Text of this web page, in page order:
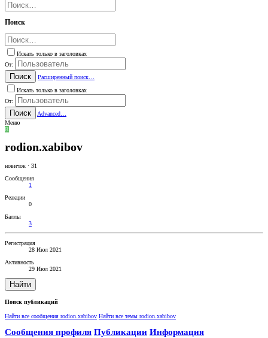
Поиск
Искать только в заголовках
От:
Поиск
Расширенный поиск…
Искать только в заголовках
От:
Поиск
Advanced…
Меню
R
rodion.xabibov
новичок · 31
Сообщения
1
Реакции
0
Баллы
3
Регистрация
28 Июл 2021
Активность
29 Июл 2021
Найти
Поиск публикаций
Найти все сообщения rodion.xabibov Найти все темы rodion.xabibov
Сообщения профиля Публикации Информация